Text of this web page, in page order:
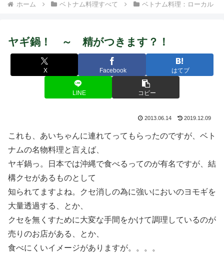
ホーム ベトナム料理すべて ベトナム料理：ローカル
ヤギ鍋！ ～ 精がつきます？！
X Facebook はてブ
LINE コピー
2013.06.14 2019.12.09
これも、あいちゃんに連れてってもらったのですが、ベト
ナムの名物料理と言えば、
ヤギ鍋っ。日本では沖縄で食べるってのが有名ですが、結
構クセがあるものとして
知られてますよね。クセ消しの為に強いにおいのヨモギを
大量透過する、とか、
クセを無くすために大変な手間をかけて調理しているのが
売りのお店がある、とか、
食べにくいイメージがありますが。。。。